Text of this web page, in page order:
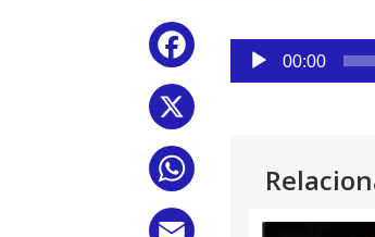
Facebook
WhatsApp
Reproductor
audio
00:00